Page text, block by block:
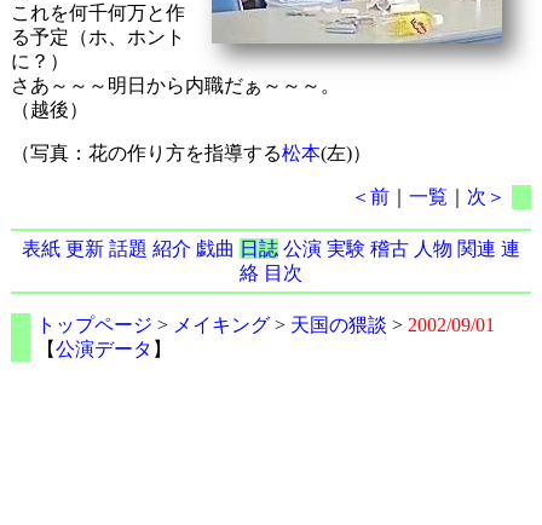
これを何千何万と作
る予定（ホ、ホント
に？）
さあ～～～明日から内職だぁ～～～。
（越後）
（写真：花の作り方を指導する松本(左)）
＜前 ｜一覧 次＞
表紙 更新 話題 紹介 戯曲 日誌 公演 実験 稽古 人物 関連 連
絡 目次
トップページ > メイキング> 天国の猥談 > 2002/09/01
【公演データ 】